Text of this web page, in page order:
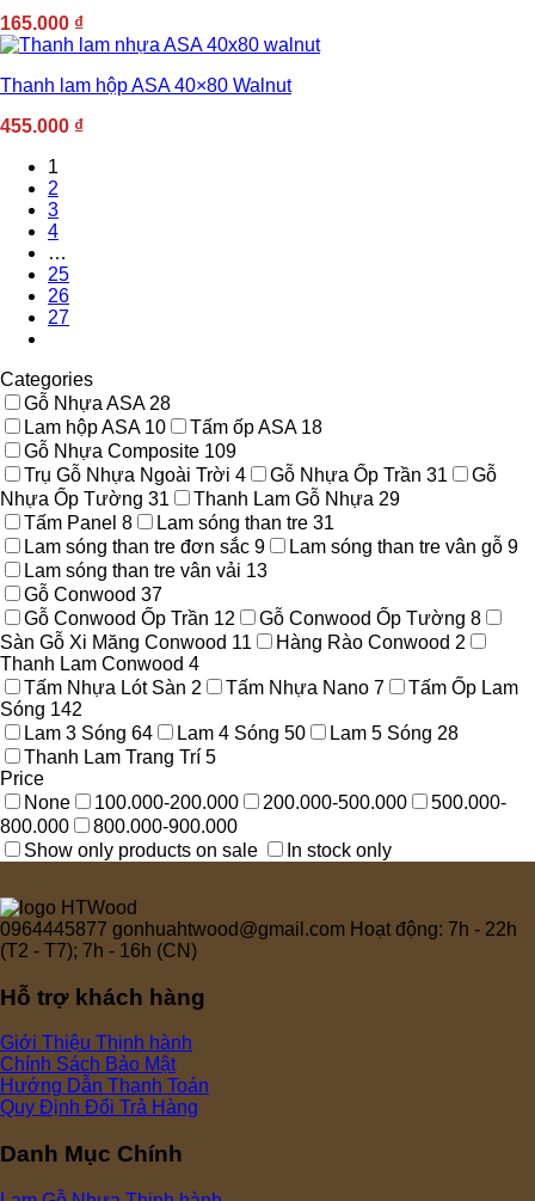
165.000 ₫
Thanh lam hộp ASA 40×80 Walnut
455.000 ₫
1
2
3
4
…
25
26
27
Categories
Gỗ Nhựa ASA 28
Lam hộp ASA 10 Tấm ốp ASA 18
Gỗ Nhựa Composite 109
Trụ Gỗ Nhựa Ngoài Trời 4 Gỗ Nhựa Ốp Trần 31
Gỗ
Nhựa Ốp Tường 31 Thanh Lam Gỗ Nhựa 29
Tấm Panel 8 Lam sóng than tre 31
Lam sóng than tre đơn sắc 9 Lam sóng than tre vân gỗ 9
Lam sóng than tre vân vải 13
Gỗ Conwood 37
Gỗ Conwood Ốp Trần 12 Gỗ Conwood Ốp Tường 8
Sàn Gỗ Xi Măng Conwood 11 Hàng Rào Conwood 2
Thanh Lam Conwood 4
Tấm Nhựa Lót Sàn 2 Tấm Nhựa Nano 7
Tấm Ốp Lam
Sóng 142
Lam 3 Sóng 64 Lam 4 Sóng 50 Lam 5 Sóng 28
Thanh Lam Trang Trí 5
Price
None
100.000-200.000 200.000-500.000
500.000-
800.000
800.000-900.000
Show only products on sale
In stock only
0964445877 gonhuahtwood@gmail.com Hoạt động: 7h - 22h
(T2 - T7); 7h - 16h (CN)
Hỗ trợ khách hàng
Giới Thiệu
Chính Sách Bảo Mật
Hướng Dẫn Thanh Toán
Quy Định Đổi Trả Hàng
Danh Mục Chính